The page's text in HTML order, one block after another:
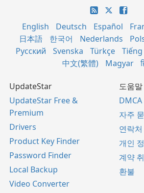
English Deutsch Español
日本語
한국어 Nederlands
Русский
Svenska Türkçe
中文(繁體)
Magyar
UpdateStar
UpdateStar Free &
Premium
Drivers
Product Key Finder
Password Finder
Local Backup
Video Converter
도움
DMCA
자주
연락처
개인
계약
환불